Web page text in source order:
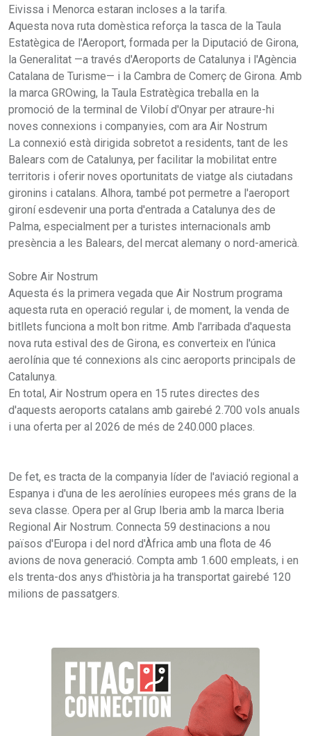
Eivissa i Menorca estaran incloses a la tarifa.
Aquesta nova ruta domèstica reforça la tasca de la Taula
Estatègica de l'Aeroport, formada per la Diputació de Girona,
la Generalitat —a través d'Aeroports de Catalunya i l'Agència
Catalana de Turisme— i la Cambra de Comerç de Girona. Amb
la marca GROwing, la Taula Estratègica treballa en la
promoció de la terminal de Vilobí d'Onyar per atraure-hi
noves connexions i companyies, com ara Air Nostrum
La connexió està dirigida sobretot a residents, tant de les
Balears com de Catalunya, per facilitar la mobilitat entre
territoris i oferir noves oportunitats de viatge als ciutadans
gironins i catalans. Alhora, també pot permetre a l'aeroport
gironí esdevenir una porta d'entrada a Catalunya des de
Palma, especialment per a turistes internacionals amb
presència a les Balears, del mercat alemany o nord-americà.
Sobre Air Nostrum
Aquesta és la primera vegada que Air Nostrum programa
aquesta ruta en operació regular i, de moment, la venda de
bitllets funciona a molt bon ritme. Amb l'arribada d'aquesta
nova ruta estival des de Girona, es converteix en l'única
aerolínia que té connexions als cinc aeroports principals de
Catalunya.
En total, Air Nostrum opera en 15 rutes directes des
d'aquests aeroports catalans amb gairebé 2.700 vols anuals
i una oferta per al 2026 de més de 240.000 places.
De fet, es tracta de la companyia líder de l'aviació regional a
Espanya i d'una de les aerolínies europees més grans de la
seva classe. Opera per al Grup Iberia amb la marca Iberia
Regional Air Nostrum. Connecta 59 destinacions a nou
països d'Europa i del nord d'Àfrica amb una flota de 46
avions de nova generació. Compta amb 1.600 empleats, i en
els trenta-dos anys d'història ja ha transportat gairebé 120
milions de passatgers.